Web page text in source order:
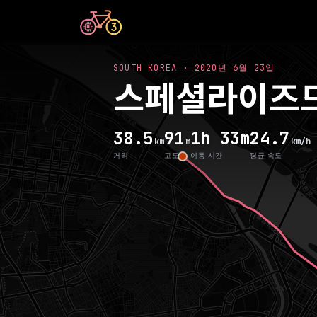
SOUTH KOREA · 2020년 6월 23일
스페셜라이즈
38.5km
거리
91 m
고도
1h 33m
이동 시간
24.7km/h
평균 속도